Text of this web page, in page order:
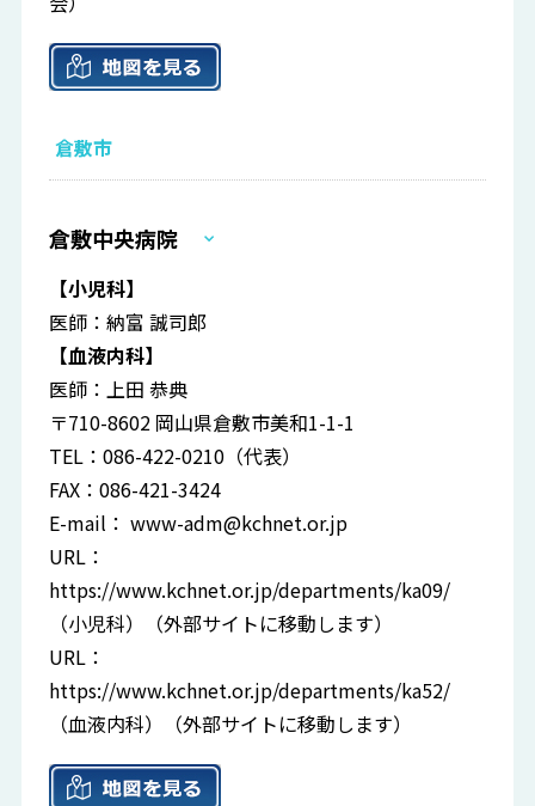
倉敷市
倉敷中央病院
【小児科】
医師：納富 誠司郎
【血液内科】
医師：上田 恭典
〒710-8602 岡山県倉敷市美和1-1-1
TEL：086-422-0210（代表）
FAX：086-421-3424
E-mail：www-adm@kchnet.or.jp
URL：
https://www.kchnet.or.jp/departments/ka09/
（小児科）（外部サイトに移動します）
URL：
https://www.kchnet.or.jp/departments/ka52/
（血液内科）（外部サイトに移動します）